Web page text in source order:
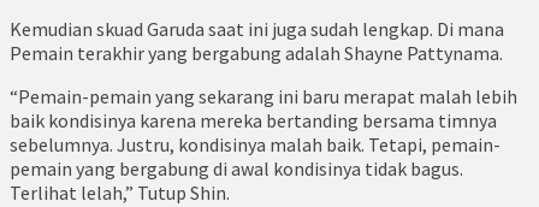
Kemudian skuad Garuda saat ini juga sudah lengkap. Di mana
Pemain terakhir yang bergabung adalah Shayne Pattynama.
“Pemain-pemain yang sekarang ini baru merapat malah lebih
baik kondisinya karena mereka bertanding bersama timnya
sebelumnya. Justru, kondisinya malah baik. Tetapi, pemain-
pemain yang bergabung di awal kondisinya tidak bagus.
Terlihat lelah,” Tutup Shin.